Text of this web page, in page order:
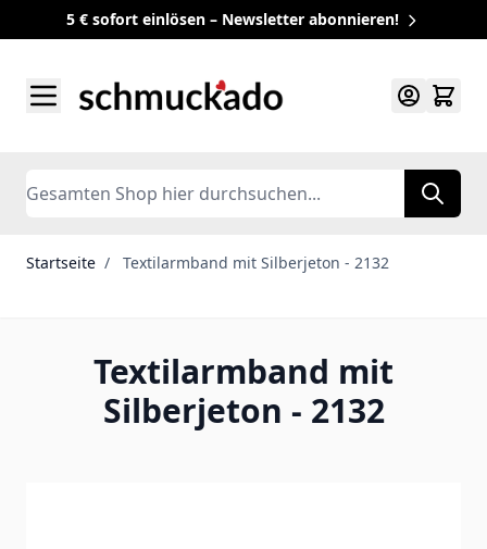
5 € sofort einlösen – Newsletter abonnieren!
Search
Startseite / Textilarmband mit Silberjeton - 2132
Textilarmband mit
Silberjeton - 2132